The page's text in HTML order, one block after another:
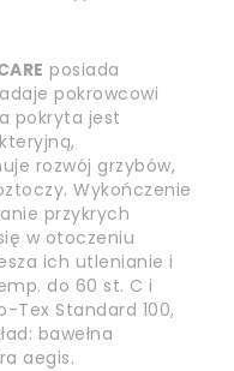
posiada
pokrowcowi
pokryta jest
rozwój grzybów,
Wykończenie
przykrych
w otoczeniu
ich utlenianie i
do 60 st. C i
Tex Standard 100,
bawełna
aegis.